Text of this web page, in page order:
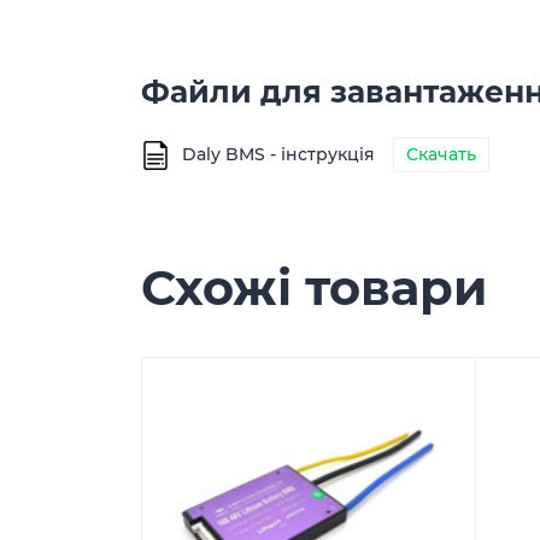
Файли для
Daly BMS - інструкція Скачать
Схожі товари